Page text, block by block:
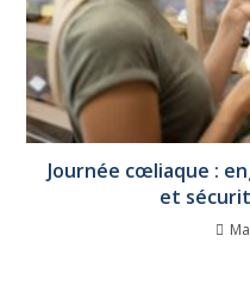
Journée cœliaque :
et